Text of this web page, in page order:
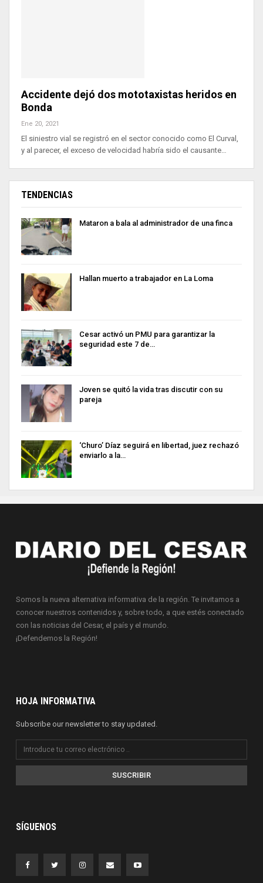
Accidente dejó dos mototaxistas heridos en
Bonda
Ene 20, 2021
El siniestro vial se registró en el sector conocido como El Curval,
y al parecer, el exceso de velocidad habría sido el causante…
TENDENCIAS
Mataron a bala al administrador de una finca
Hallan muerto a trabajador en La Loma
Cesar activó un PMU para garantizar la
seguridad este 7 de…
Joven se quitó la vida tras discutir con su
pareja
‘Churo’ Díaz seguirá en libertad, juez rechazó
enviarlo a la…
Somos la nueva alternativa informativa de la región. Te invitamos a
conocer nuestros contenidos y, sobre todo, a que estés conectado
con las noticias del Cesar, el país y el mundo.
¡Defendemos la Región!
HOJA INFORMATIVA
Subscribe our newsletter to stay updated.
SUSCRIBIR
SÍGUENOS